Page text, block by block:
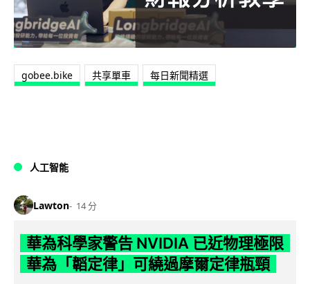
gobee.bike 共享單車 每日新聞精選
人工智能
Lawton 14 分
華為科學家警告 NVIDIA 已近物理極限
華為「韜定律」可繞過摩爾定律瓶頸